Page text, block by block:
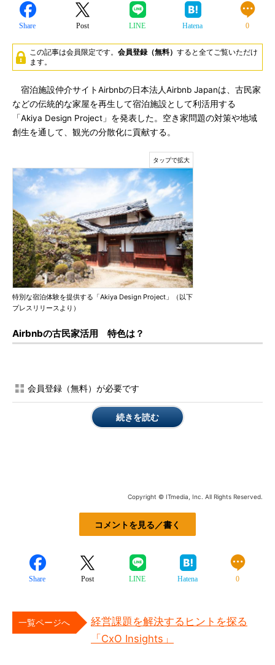
Share Post LINE Hatena 0
この記事は会員限定です。 会員登録（無料） すると全てご覧いただけ
ます。
宿泊施設仲介サイトAirbnbの日本法人Airbnb Japanは、古民家
などの伝統的な家屋を再生して宿泊施設として利活用する
「Akiya Design Project」を発表した。空き家問題の対策や地域
創生を通して、観光の分散化に貢献する。
特別な宿泊体験を提供する「Akiya Design Project」（以下
プレスリリースより）
Airbnbの古民家活用 特色は？
会員登録（無料）が必要です
続きを読む
Copyright © ITmedia, Inc. All Rights Reserved.
コメントを見る／書く
Share Post LINE Hatena 0
一覧ページへ
経営課題を解決するヒントを探る
「CxO Insights」